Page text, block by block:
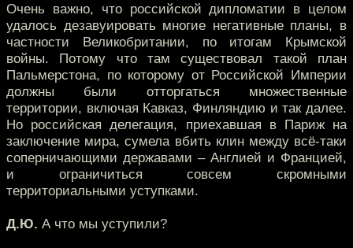
Очень важно, что российской дипломатии в целом
удалось дезавуировать многие негативные планы, в
частности Великобритании, по итогам Крымской
войны. Потому что там существовал такой план
Пальмерстона, по которому от Российской Империи
должны были отторгаться множественные
территории, включая Кавказ, Финляндию и так далее.
Но российская делегация, приехавшая в Париж на
заключение мира, сумела вбить клин между всё-таки
соперничающими державами – Англией и Францией,
и ограничиться совсем скромными
территориальными уступками.
Д.Ю. А что мы уступили?